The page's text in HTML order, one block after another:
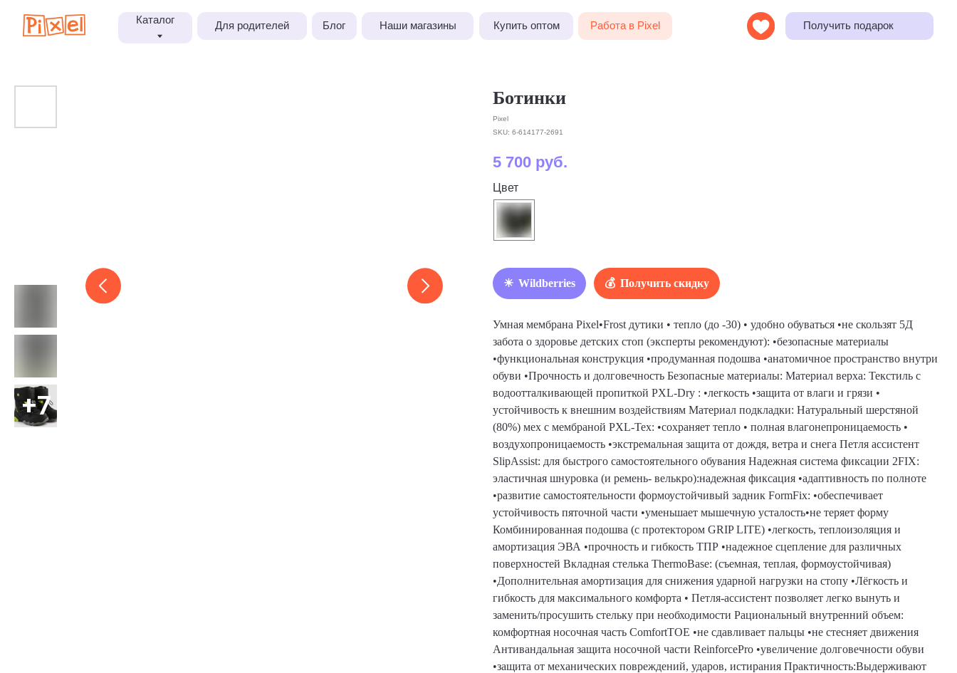
Каталог Для родителей Блог Наши магазины Купить оптом Работа в Pixel Получить подарок
Ботинки
Pixel
SKU: 6-614177-2691
5 700 руб.
Цвет
Wildberries Получить скидку
Умная мембрана Pixel•Frost дутики • тепло (до -30) • удобно обуваться •не скользят 5Д
забота о здоровье детских стоп (эксперты рекомендуют): •безопасные материалы
•функциональная конструкция •продуманная подошва •анатомичное пространство внутри
обуви •Прочность и долговечность Безопасные материалы: Материал верха: Текстиль с
водоотталкивающей пропиткой PXL-Dry : •легкость •защита от влаги и грязи •
устойчивость к внешним воздействиям Материал подкладки: Натуральный шерстяной
(80%) мех с мембраной PXL-Tex: •сохраняет тепло • полная влагонепроницаемость •
воздухопроницаемость •экстремальная защита от дождя, ветра и снега Петля ассистент
SlipAssist: для быстрого самостоятельного обувания Надежная система фиксации 2FIX:
эластичная шнуровка (и ремень- велькро):надежная фиксация •адаптивность по полноте
•развитие самостоятельности формоустойчивый задник FormFix: •обеспечивает
устойчивость пяточной части •уменьшает мышечную усталость•не теряет форму
Комбинированная подошва (с протектором GRIP LITE) •легкость, теплоизоляция и
амортизация ЭВА •прочность и гибкость ТПР •надежное сцепление для различных
поверхностей Вкладная стелька ThermoBase: (съемная, теплая, формоустойчивая)
•Дополнительная амортизация для снижения ударной нагрузки на стопу •Лёгкость и
гибкость для максимального комфорта • Петля-ассистент позволяет легко вынуть и
заменить/просушить стельку при необходимости Рациональный внутренний объем:
комфортная носочная часть ComfortTOE •не сдавливает пальцы •не стесняет движения
Антивандальная защита носочной части ReinforcePro •увеличение долговечности обуви
•защита от механических повреждений, ударов, истирания Практичность:Выдерживают